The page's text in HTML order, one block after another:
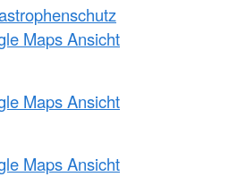
Maps Ansicht
Maps Ansicht
Maps Ansicht